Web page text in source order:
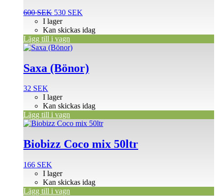
600SEK Det
ursprungliga
priset
var:
600 SEK.
530 SEK
priset
I lager
Kan skickas idag
Lägg till i vagn
Saxa (Bönor)
32 SEK
I lager
Kan skickas idag
Lägg till i vagn
Biobizz Coco mix 50ltr
166 SEK
I lager
Kan skickas idag
Lägg till i vagn